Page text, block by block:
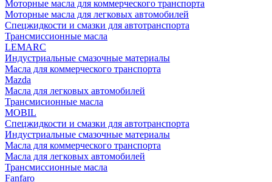
Моторные масла для коммерческого транспорта
Моторные масла для легковых автомобилей
Спецжидкости и смазки для автотранспорта
Трансмиссионные масла
LEMARC
Индустриальные смазочные материалы
Масла для коммерческого транспорта
Mazda
Масла для легковых автомобилей
Трансмисионные масла
MOBIL
Cпецжидкости и смазки для автотранспорта
Индустриальные смазочные материалы
Масла для коммерческого транспорта
Масла для легковых автомобилей
Трансмиссионные масла
Fanfaro